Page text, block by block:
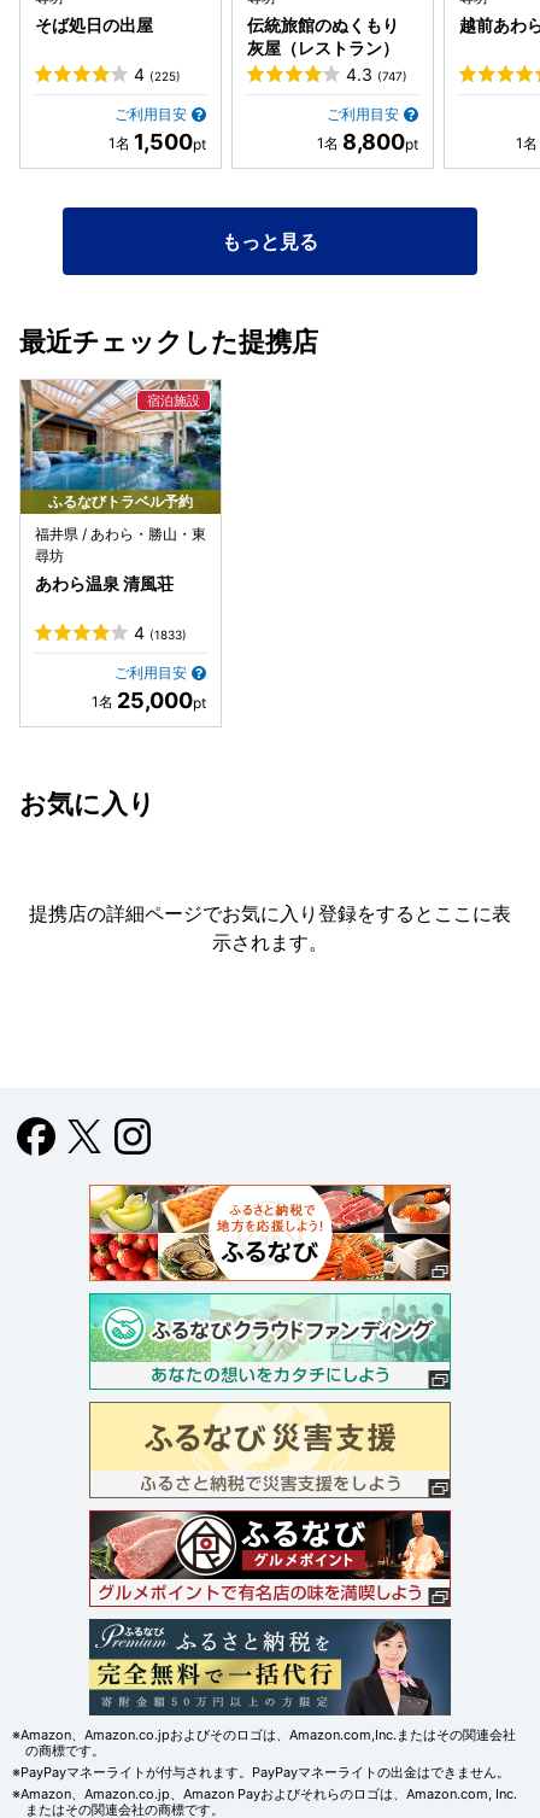
そば処日の出屋
4 (225)
ご利用目安
1,500
伝統旅館のぬくもり
灰屋（レストラン）
4.3 (747)
ご利用目安
8,800
越前あわ
もっと見る
最近チェックした提携店
ふるなびトラベル予約
福井県 / あわら・勝山・東
尋坊
あわら温泉 清風荘
4 (1833)
ご利用目安
25,000
お気に入り
提携店の詳細ページでお気に入り登録をすると ここに表
示されます。
※Amazon、Amazon.co.jpおよびそのロゴは、Amazon.com,Inc.またはその関連会社
の商標です。
※PayPayマネーライトが付与されます。PayPayマネーライトの出金はできません。
※Amazon、Amazon.co.jp、Amazon Payおよびそれらのロゴは、Amazon.com, Inc.
またはその関連会社の商標です。